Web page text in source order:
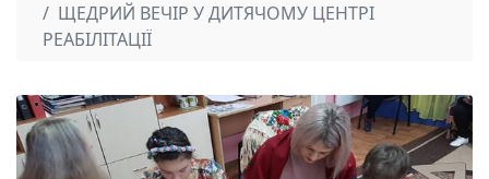
ЩЕДРИЙ ВЕЧІР У ДИТЯЧОМУ ЦЕНТРІ
РЕАБІЛІТАЦІЇ